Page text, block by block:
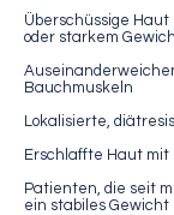
Überschüssige
oder starkem
Bauchmuskeln
Lokalisierte,
Erschlaffte Haut
Patienten, die seit
ein stabiles Gewicht